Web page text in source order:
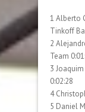
1 Alberto
Tinkoff
2
Team
3
0:02:28
4
5 Daniel